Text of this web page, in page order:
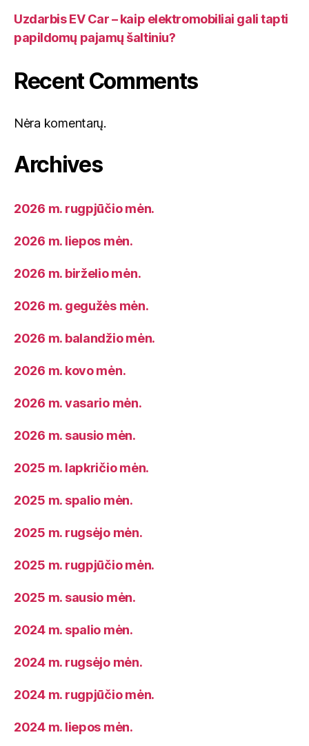
Uzdarbis EV Car – kaip elektromobiliai gali tapti
papildomų pajamų šaltiniu?
Recent Comments
Nėra komentarų.
Archives
2026 m. rugpjūčio mėn.
2026 m. liepos mėn.
2026 m. birželio mėn.
2026 m. gegužės mėn.
2026 m. balandžio mėn.
2026 m. kovo mėn.
2026 m. vasario mėn.
2026 m. sausio mėn.
2025 m. lapkričio mėn.
2025 m. spalio mėn.
2025 m. rugsėjo mėn.
2025 m. rugpjūčio mėn.
2025 m. sausio mėn.
2024 m. spalio mėn.
2024 m. rugsėjo mėn.
2024 m. rugpjūčio mėn.
2024 m. liepos mėn.